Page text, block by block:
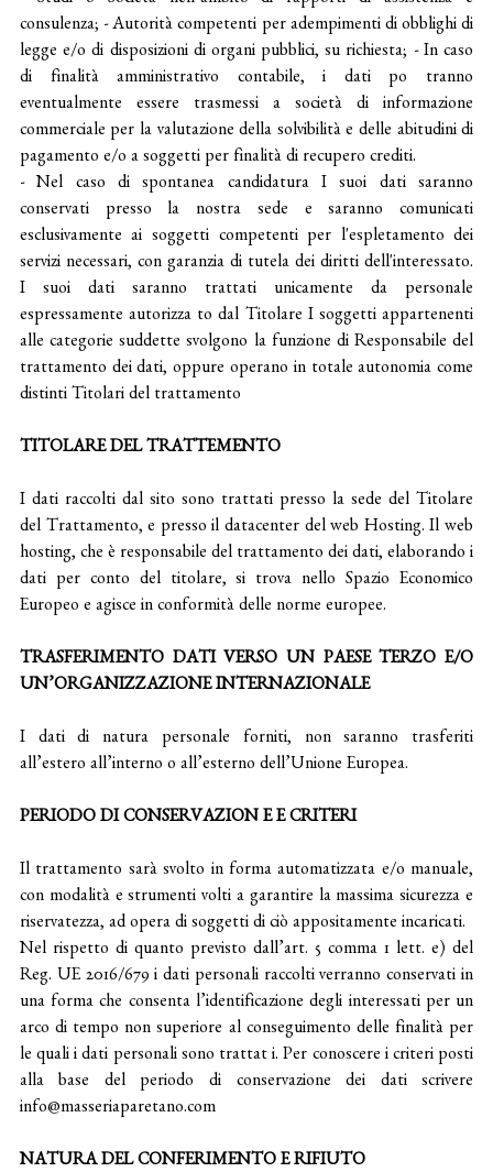
consulenza; - Autorità competenti per adempimenti di obblighi di
legge e/o di disposizioni di organi pubblici, su richiesta; - In caso
di finalità amministrativo contabile, i dati po tranno
eventualmente essere trasmessi a società di informazione
commerciale per la valutazione della solvibilità e delle abitudini di
pagamento e/o a soggetti per finalità di recupero crediti.
- Nel caso di spontanea candidatura I suoi dati saranno
conservati presso la nostra sede e saranno comunicati
esclusivamente ai soggetti competenti per l'espletamento dei
servizi necessari, con garanzia di tutela dei diritti dell'interessato.
I suoi dati saranno trattati unicamente da personale
espressamente autorizza to dal Titolare I soggetti appartenenti
alle categorie suddette svolgono la funzione di Responsabile del
trattamento dei dati, oppure operano in totale autonomia come
distinti Titolari del trattamento
TITOLARE DEL TRATTEMENTO
I dati raccolti dal sito sono trattati presso la sede del Titolare
del Trattamento, e presso il datacenter del web Hosting. Il web
hosting, che è responsabile del trattamento dei dati, elaborando i
dati per conto del titolare, si trova nello Spazio Economico
Europeo e agisce in conformità delle norme europee.
TRASFERIMENTO DATI VERSO UN PAESE TERZO E/O
UN’ORGANIZZAZIONE INTERNAZIONALE
I dati di natura personale forniti, non saranno trasferiti
all’estero all’interno o all’esterno dell’Unione Europea.
PERIODO DI CONSERVAZION E E CRITERI
Il trattamento sarà svolto in forma automatizzata e/o manuale,
con modalità e strumenti volti a garantire la massima sicurezza e
riservatezza, ad opera di soggetti di ciò appositamente incaricati.
Nel rispetto di quanto previsto dall’art. 5 comma 1 lett. e) del
Reg. UE 2016/679 i dati personali raccolti verranno conservati in
una forma che consenta l’identificazione degli interessati per un
arco di tempo non superiore al conseguimento delle finalità per
le quali i dati personali sono trattat i. Per conoscere i criteri posti
alla base del periodo di conservazione dei dati scrivere
info@masseriaparetano.com
NATURA DEL CONFERIMENTO E RIFIUTO